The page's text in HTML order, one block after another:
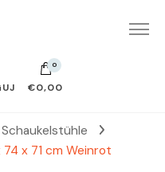
0
€0,00
Schaukelstühle
x 71 cm Weinrot